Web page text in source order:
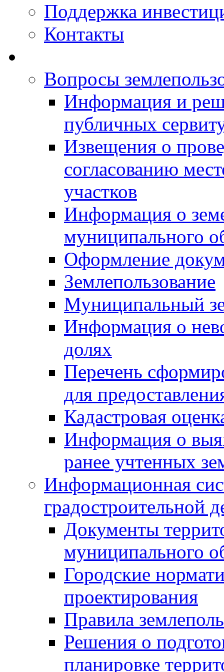
Поддержка
Контакты
Вопросы
Информация и
публичных
Извещения о
согласованию
участков
Информация о
муниципального
Оформление
Землепользование
Муниципальный
Информация о
долях
Перечень
для
Кадастровая
Информация о
ранее учтенных
Информационная
градостроительной
Документы
муниципального
Городские
проектирования
Правила
Решения о
планировке